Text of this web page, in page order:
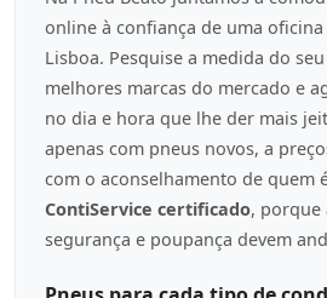
online à confiança de uma
Lisboa. Pesquise a medida do
melhores marcas do mercado e
no dia e hora que lhe der mais
apenas com pneus novos, a
com o aconselhamento de quem
ContiService certificado, porque
segurança e poupança devem